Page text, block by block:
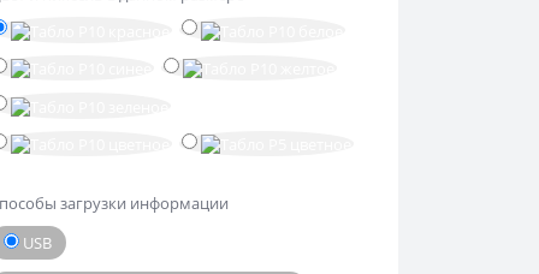
загрузки информации
USB